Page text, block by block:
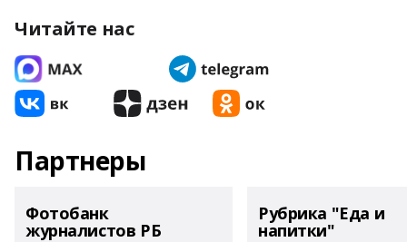
Читайте нас
Партнеры
Фотобанк
журналистов РБ
Рубрика "Еда и
напитки"